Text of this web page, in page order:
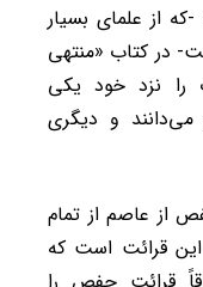
که از علمای بسیار
در کتاب «منتهی
را نزد خود یکی
و دیگری
از عاصم از تمام
قرائت است که